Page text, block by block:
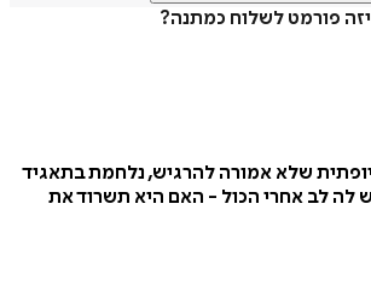
לשלוח כמתנה?
שלא אמורה להרגיש, נלחמת בתאגיד
אחרי הכול - האם היא תשרוד את